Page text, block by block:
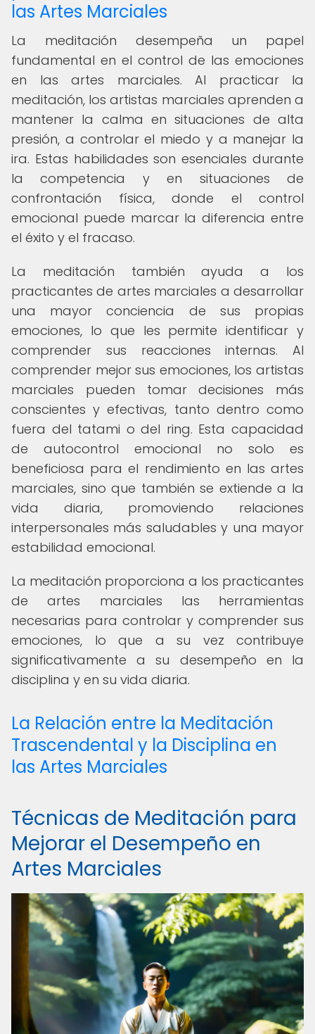
las Artes Marciales
La meditación desempeña un papel
fundamental en el control de las emociones
en las artes marciales. Al practicar la
meditación, los artistas marciales aprenden a
mantener la calma en situaciones de alta
presión, a controlar el miedo y a manejar la
ira. Estas habilidades son esenciales durante
la competencia y en situaciones de
confrontación física, donde el control
emocional puede marcar la diferencia entre
el éxito y el fracaso.
La meditación también ayuda a los
practicantes de artes marciales a desarrollar
una mayor conciencia de sus propias
emociones, lo que les permite identificar y
comprender sus reacciones internas. Al
comprender mejor sus emociones, los artistas
marciales pueden tomar decisiones más
conscientes y efectivas, tanto dentro como
fuera del tatami o del ring. Esta capacidad
de autocontrol emocional no solo es
beneficiosa para el rendimiento en las artes
marciales, sino que también se extiende a la
vida diaria, promoviendo relaciones
interpersonales más saludables y una mayor
estabilidad emocional.
La meditación proporciona a los practicantes
de artes marciales las herramientas
necesarias para controlar y comprender sus
emociones, lo que a su vez contribuye
significativamente a su desempeño en la
disciplina y en su vida diaria.
La Relación entre la Meditación
Trascendental y la Disciplina en
las Artes Marciales
Técnicas de Meditación para
Mejorar el Desempeño en
Artes Marciales